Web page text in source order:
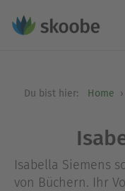
Du bist hier: Home
Isabella Siemens
von Büchern. Ihr